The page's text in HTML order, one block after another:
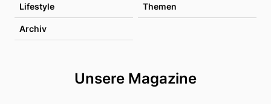
Lifestyle Themen
Archiv
Unsere Magazine